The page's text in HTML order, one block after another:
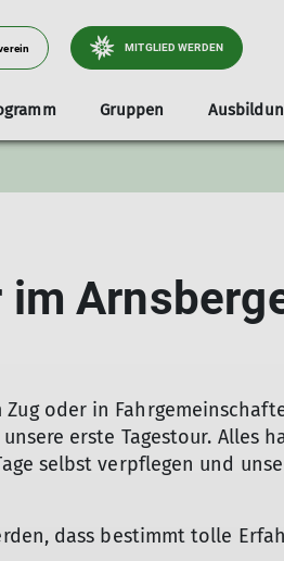
MITGLIED WERDEN
Ansprechpartner
Gruppen
MTB
Die Gruppen
oder in
erste Tagestour. Alles
selbst verpflegen und
dass bestimmt tolle